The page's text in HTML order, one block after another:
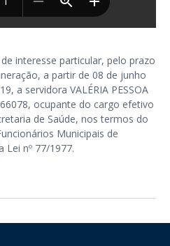
interesse particular, pelo prazo
a partir de 08 de junho
a servidora VALÉRIA PESSOA
ocupante do cargo efetivo
de Saúde, nos termos do
Municipais de
Lei nº 77/1977.